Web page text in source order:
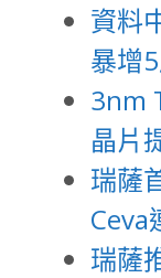
資料
暴增
3nm
晶片
瑞薩
Ceva
瑞薩